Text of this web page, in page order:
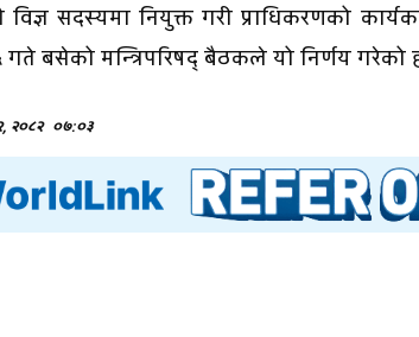
विज्ञ सदस्यमा नियुक्त गरी प्राधिकरणको
बसेको मन्त्रिपरिषद् बैठकले यो निर्णय गरेको
२०८२ ०७:०३